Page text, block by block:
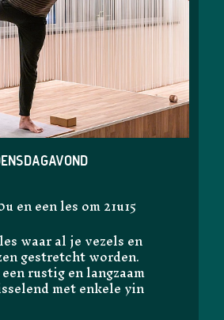
en een les om 21u15
waar al je vezels en
gestretcht worden.
rustig en langzaam
met enkele yin